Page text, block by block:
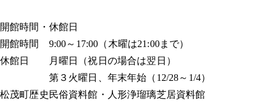
開館時間・休館日
開館時間 9:00～17:00（木曜は21:00まで）
休館日 月曜日（祝日の場合は翌日）
第３火曜日、年末年始（12/28～1/4）
松茂町歴史民俗資料館・人形浄瑠璃芝居資料館